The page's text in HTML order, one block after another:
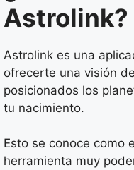
Astrolink?
Astrolink es una
ofrecerte una visión
posicionados los
tu nacimiento.
Esto se conoce como
herramienta muy